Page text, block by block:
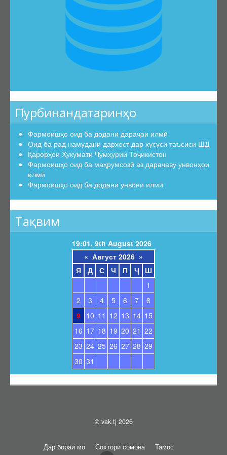
Эътирофи баробарарзишии ҳуҷҷатҳо
Аттестатсияи такрорӣ
Шиносномаи ихтисосҳо
Бюллетени КОА
Санадҳои меъёрии ҳуқуқӣ
Конститутсияи ҶТ
Амру фармонҳои Президенти ҶТ
Қарорҳои Ҳукумати ҶТ
Маҷаллаҳои тақризшаванда
Маҷаллаҳои тақризшавандаи ҶТ
Қоидаҳои бақайдгирии маҷалла
Феҳристи муваққатии маҷаллаҳои тақризшаванда
Барои унвонҷӯёни дараҷаҳои илмӣ
Барои довталабони унвонҳои илмӣ
Саволҳои маъмул
Маълумоти умумӣ
Эълонҳо оид ба ҳимояи диссертатсияҳо
Қабули эълони ҳимоя
СОМОНАИ НАВ
Пурбинандатаринҳо
Фармоишҳо оид ба додани дараҷаи илмӣ
Оид ба рад намудани дархост дар хусуси таъсиси ШД
Қарорҳои Ҳукумати Ҷумҳурии Тоҷикистон
Фармоишҳо оид ба маҳрумсозӣ аз дараҷаву унвонҳои
илмӣ
Фармоишҳо оид ба додани унвони илмӣ
Тақвим
19:01, 9th August 2026
« Август 2026 »
Я
Д С Ч П Ҷ
Ш
1
2
3 4 5 6 7
8
9 10 11 12 13 14 15
16 17 18 19 20 21 22
23 24 25 26 27 28 29
30 31
© vak.tj 2026
Дар бораи мо Сохтори сомона Тамос